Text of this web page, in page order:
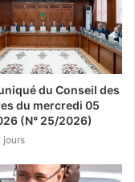
du Conseil des
du mercredi 05
(N° 25/2026)
jours